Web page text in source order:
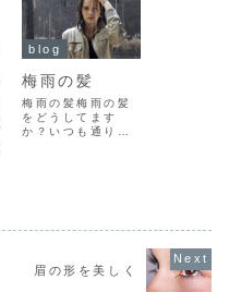
blog
梅雨の髪
梅雨の髪梅雨の髪
をどうしてます
か？いつも通りじ
切れないし、夏を
こで、夏のスタイ
眉の形を美しく